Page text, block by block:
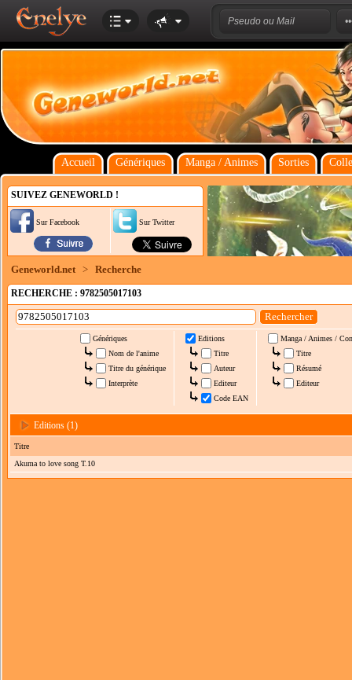
Accueil Génériques Manga / Animes Sorties
SUIVEZ GENEWORLD !
Sur Facebook Sur Twitter
Geneworld.net > Recherche
RECHERCHE : 9782505017103
Génériques
Nom de l'anime
Titre du générique
Interprète
Editions
Titre
Auteur
Editeur
Code EAN
Manga / Animes /
Titre
Résumé
Editeur
Editions (1)
Titre
Akuma to love song T.10